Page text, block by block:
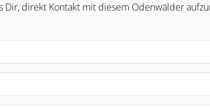
Dir, direkt Kontakt mit diesem Odenwälder